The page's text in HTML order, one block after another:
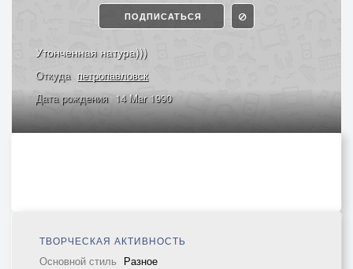
ПОДПИСАТЬСЯ
Утонченная натура)))
Откуда петропавловск
Дата рождения 14 Mar 1990
ТВОРЧЕСКАЯ АКТИВНОСТЬ
Основной стиль Разное